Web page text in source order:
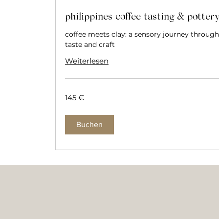
philippines coffee tasting & pottery
coffee meets clay: a sensory journey through
taste and craft
Weiterlesen
Euro
145 €
Buchen